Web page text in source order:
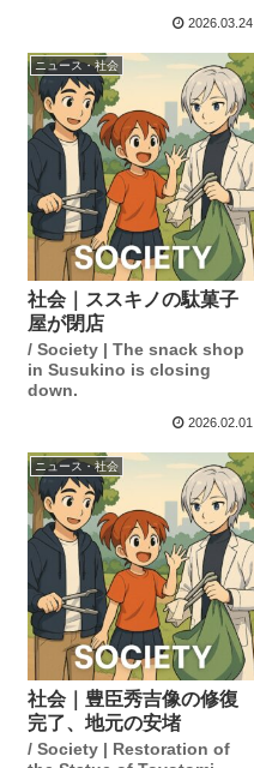
2026.03.24
ニュース・社会
社会｜ススキノの駄菓子
屋が閉店
/ Society | The snack shop
in Susukino is closing
down.
2026.02.01
ニュース・社会
社会｜豊臣秀吉像の修復
完了、地元の安堵
/ Society | Restoration of